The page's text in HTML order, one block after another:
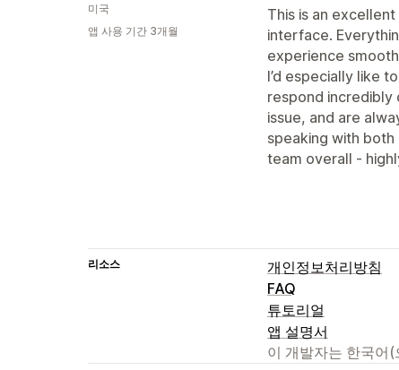
This is an
interface.
experience
I’d especially like
respond
issue, and are
speaking with both
team overall -
미국
앱 사용 기간 3개월
리소스
개인정보처리방침
FAQ
튜토리얼
앱 설명서
이 개발자는 한국어